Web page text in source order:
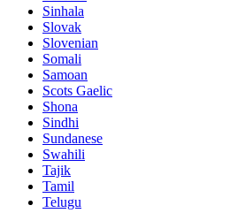
Sinhala
Slovak
Slovenian
Somali
Samoan
Scots Gaelic
Shona
Sindhi
Sundanese
Swahili
Tajik
Tamil
Telugu